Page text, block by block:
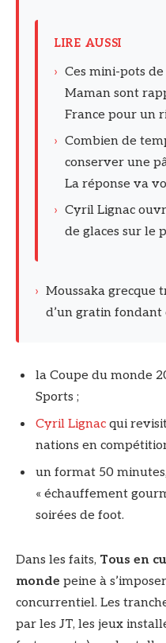
LIRE AUSSI
› Ces mini-pots
Maman sont
France pour un
› Combien de
conserver une
La réponse va
› Cyril Lignac
de glaces sur le
› Moussaka grecque
d’un gratin fondant
la Coupe du monde
Sports ;
Cyril Lignac qui
nations en
un format 50
« échauffement
soirées de foot.
Dans les faits, Tous en
monde peine à
concurrentiel. Les
par les JT, les jeux